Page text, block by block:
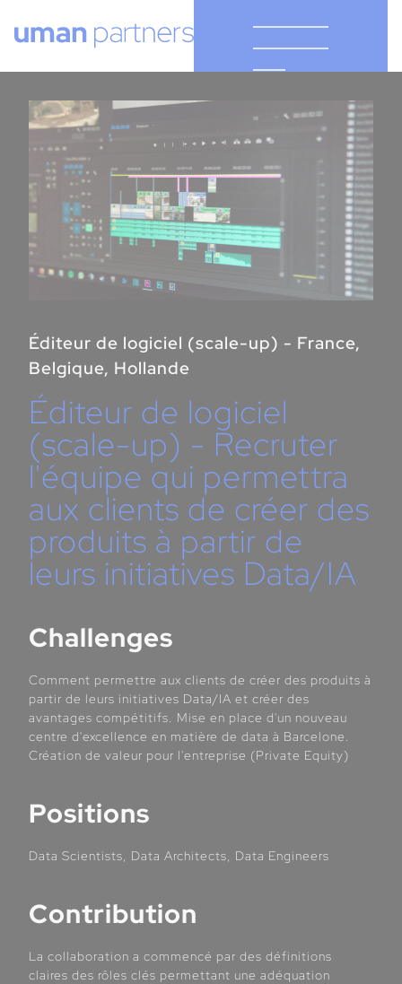
Éditeur de logiciel (scale-up) - France,
Belgique, Hollande
Éditeur de logiciel
(scale-up) - Recruter
l'équipe qui permettra
aux clients de créer des
produits à partir de
leurs initiatives Data/IA
Challenges
Comment permettre aux clients de créer des produits à
partir de leurs initiatives Data/IA et créer des
avantages compétitifs. Mise en place d'un nouveau
centre d'excellence en matière de data à Barcelone.
Création de valeur pour l'entreprise (Private Equity)
Positions
Data Scientists, Data Architects, Data Engineers
Contribution
La collaboration a commencé par des définitions
claires des rôles clés permettant une adéquation